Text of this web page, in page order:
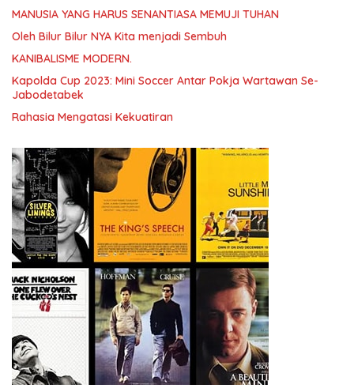
MANUSIA YANG HARUS SENANTIASA MEMUJI TUHAN
Oleh Bilur Bilur NYA Kita menjadi Sembuh
KANIBALISME MODERN.
Kapolda Cup 2023: Mini Soccer Antar Pokja Wartawan Se-
Jabodetabek
Rahasia Mengatasi Kekuatiran